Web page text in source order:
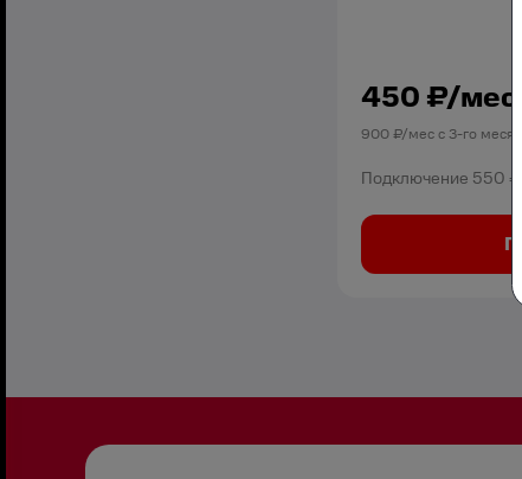
450 ₽/мес
900₽/мес с 3-го месяца
Подключение 550 ₽